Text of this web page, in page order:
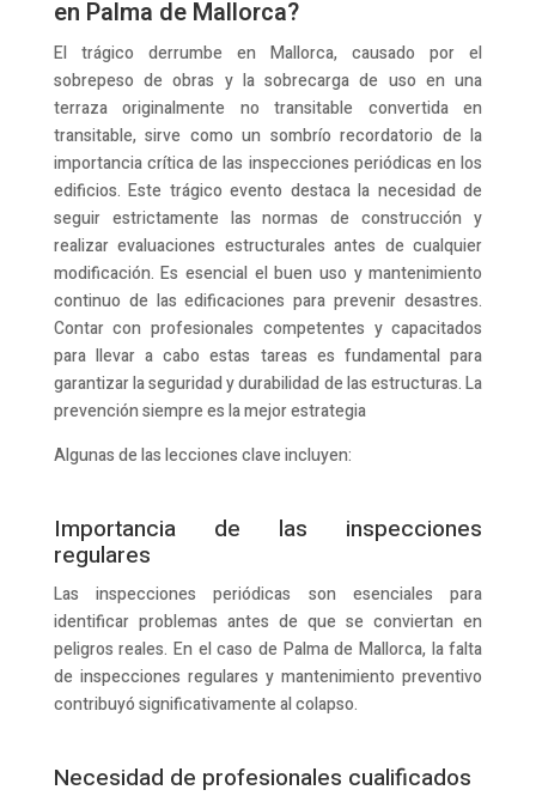
en Palma de Mallorca?
El trágico derrumbe en Mallorca, causado por el
sobrepeso de obras y la sobrecarga de uso en una
terraza originalmente no transitable convertida en
transitable, sirve como un sombrío recordatorio de la
importancia crítica de las inspecciones periódicas en los
edificios. Este trágico evento destaca la necesidad de
seguir estrictamente las normas de construcción y
realizar evaluaciones estructurales antes de cualquier
modificación. Es esencial el buen uso y mantenimiento
continuo de las edificaciones para prevenir desastres.
Contar con profesionales competentes y capacitados
para llevar a cabo estas tareas es fundamental para
garantizar la seguridad y durabilidad de las estructuras. La
prevención siempre es la mejor estrategia
Algunas de las lecciones clave incluyen:
Importancia de las inspecciones
regulares
Las inspecciones periódicas son esenciales para
identificar problemas antes de que se conviertan en
peligros reales. En el caso de Palma de Mallorca, la falta
de inspecciones regulares y mantenimiento preventivo
contribuyó significativamente al colapso.
Necesidad de profesionales cualificados